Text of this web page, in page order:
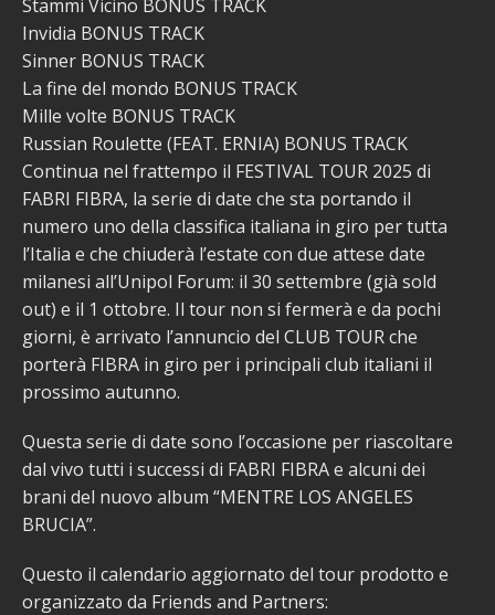
Stammi Vicino BONUS TRACK
Invidia BONUS TRACK
Sinner BONUS TRACK
La fine del mondo BONUS TRACK
Mille volte BONUS TRACK
Russian Roulette (FEAT. ERNIA) BONUS TRACK
Continua nel frattempo il FESTIVAL TOUR 2025 di
FABRI FIBRA, la serie di date che sta portando il
numero uno della classifica italiana in giro per tutta
l’Italia e che chiuderà l’estate con due attese date
milanesi all’Unipol Forum: il 30 settembre (già sold
out) e il 1 ottobre. Il tour non si fermerà e da pochi
giorni, è arrivato l’annuncio del CLUB TOUR che
porterà FIBRA in giro per i principali club italiani il
prossimo autunno.
Questa serie di date sono l’occasione per riascoltare
dal vivo tutti i successi di FABRI FIBRA e alcuni dei
brani del nuovo album “MENTRE LOS ANGELES
BRUCIA”.
Questo il calendario aggiornato del tour prodotto e
organizzato da Friends and Partners: